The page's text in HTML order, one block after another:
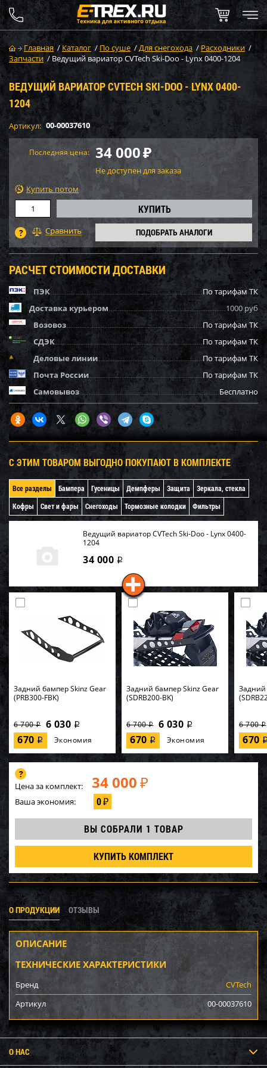
Главная / Каталог / По суше /Для снегохода /Расходники /
Запчасти / Ведущий вариатор CVTech Ski-Doo - Lynx 0400-1204
ВЕДУЩИЙ ВАРИАТОР CVTECH SKI-DOO - LYNX 0400-
1204
Артикул: 00-00037610
Последняя цена: 34 000₽
Не доступен для заказа
Купить потом
ПОДОБРАТЬ АНАЛОГИ
РАСЧЕТ СТОИМОСТИ ДОСТАВКИ
ПЭК
По тарифам ТК
Доставка курьером
1000 руб
Возовоз
По тарифам ТК
СДЭК
По тарифам ТК
Деловые линии
По тарифам ТК
Почта России
По тарифам ТК
Самовывоз
Бесплатно
С ЭТИМ ТОВАРОМ ВЫГОДНО ПОКУПАЮТ В КОМПЛЕКТЕ
Все разделы Бампера Гусеницы Демпферы Защита
Зеркала, стекла
Кофры
Свет и фары Снегоходы Тормозные колодки Фильтры
Ведущий вариатор CVTech Ski-Doo - Lynx 0400-
1204
34 000 i
Задний бампер Skinz Gear
(PRB300-FBK)
6 700i 6 030 i
670 i Экономия
Задний бампер Skinz Gear
(SDRB200-BK)
6 700i 6 030 i
670 i Экономия
Задний
6 700i
670
Цена за комплект: 34 000 ₽
Ваша экономия: 0₽
ВЫ СОБРАЛИ 1 ТОВАР
КУПИТЬ КОМПЛЕКТ
О ПРОДУКЦИИ ОТЗЫВЫ
ОПИСАНИЕ
ТЕХНИЧЕСКИЕ ХАРАКТЕРИСТИКИ
Бренд
CVTech
Артикул
00-00037610
О НАС